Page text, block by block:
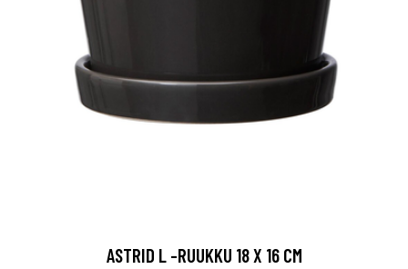
ASTRID L -RUUKKU 18 X 16 CM